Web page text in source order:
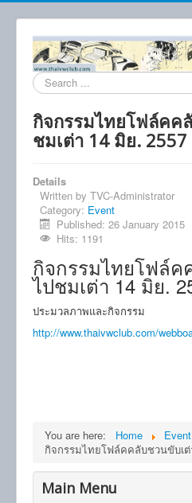
Search
...
กิจกรรมไทยโฟล์คค
ชมเต่า 14 มิย. 2557
Details
Written by TVC-Administrator
Category: Event
Published: 26 January 2015
Hits: 1191
กิจกรรมไทยโฟล์ค
ไปชมเต่า 14 มิย.
ประมวลภาพและกิจกรรม
http://www.thaivwclub.com/
You are here: Home
Event
กิจกรรมไทยโฟล์คคลับชวนขับเต่
Main Menu